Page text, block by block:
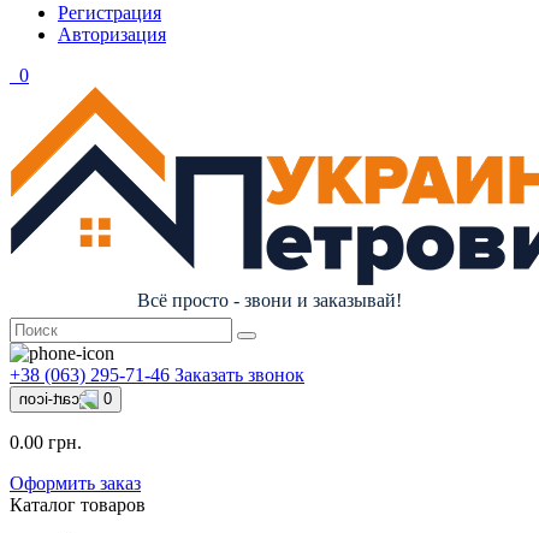
Регистрация
Авторизация
0
Всё просто - звони и заказывай!
+38 (063) 295-71-46 Заказать звонок
0
0.00 грн.
Оформить заказ
Каталог товаров